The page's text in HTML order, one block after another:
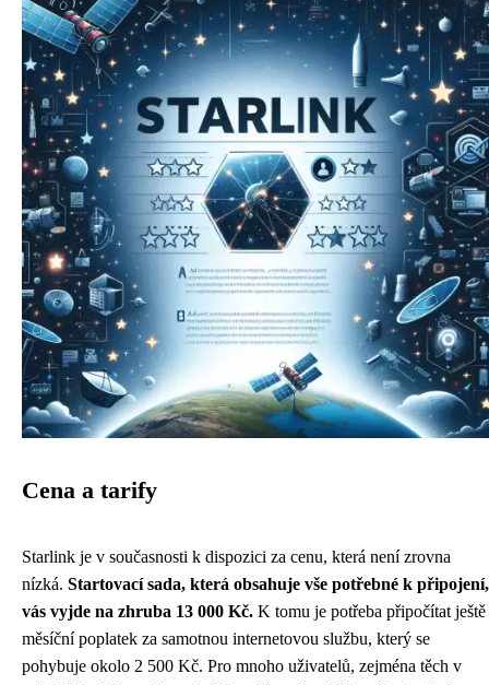
Cena a tarify
Starlink je v současnosti k dispozici za cenu, která není zrovna
nízká. Startovací sada, která obsahuje vše potřebné k připojení,
vás vyjde na zhruba 13 000 Kč. K tomu je potřeba připočítat ještě
měsíční poplatek za samotnou internetovou službu, který se
pohybuje okolo 2 500 Kč. Pro mnoho uživatelů, zejména těch v